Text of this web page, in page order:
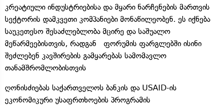
კრეატიული ინდუსტრიებისა და მყარი ნარჩენების მართვის
სექტორის დამკვეთი კომპანიები მონაწილეობენ. ეს იქნება
საუკეთესო შესაძლებლობა მცირე და საშუალო
მეწარმეებისთვის, რადგან ფორუმის ფარგლებში ისინი
შეძლებენ კავშირების გამყარებას სამომავლო
თანამშრომლობისთვის
ღონისძიებას საქართველოს ბანკის და USAID-ის
ეკონომიკური უსაფრთხოების პროგრამის